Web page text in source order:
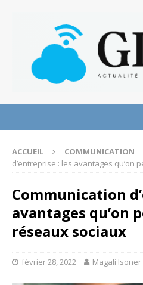
ACCUEIL COMMUNICATION
d’entreprise : les avantages qu’on
Communication
avantages qu’on
réseaux sociaux
février 28, 2022 Magali Isoner